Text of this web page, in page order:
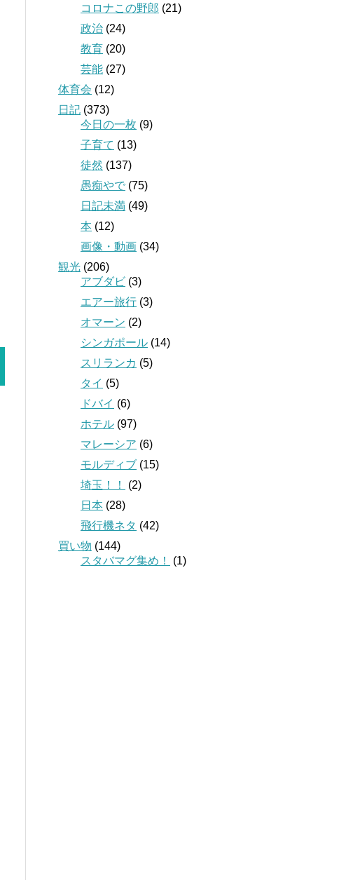
コロナこの野郎 (21)
政治 (24)
教育 (20)
芸能 (27)
体育会 (12)
日記 (373)
今日の一枚 (9)
子育て (13)
徒然 (137)
愚痴やで (75)
日記未満 (49)
本 (12)
画像・動画 (34)
観光 (206)
アブダビ (3)
エアー旅行 (3)
オマーン (2)
シンガポール (14)
スリランカ (5)
タイ (5)
ドバイ (6)
ホテル (97)
マレーシア (6)
モルディブ (15)
埼玉！！
(2)
日本 (28)
飛行機ネタ (42)
買い物 (144)
スタバマグ集め！
(1)